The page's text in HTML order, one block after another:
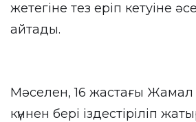
жетегіне тез еріп кетуіне
айтады.
Мәселен, 16 жастағы Жамал
күннен бері іздестіріліп